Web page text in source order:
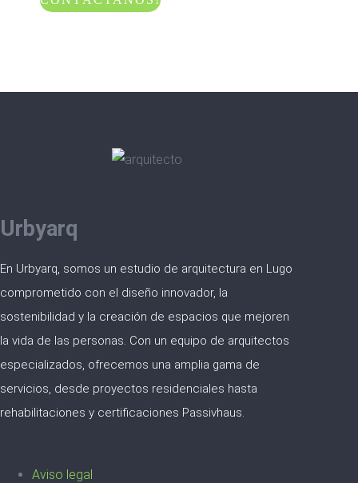
Urbyarq
En Urbyarq, somos un estudio de arquitectura en Lugo
comprometido con el diseño innovador, la
sostenibilidad y la creación de espacios que mejoren
la vida de las personas. Con un equipo de arquitectos
especializados, ofrecemos una amplia gama de
servicios, desde proyectos residenciales hasta
rehabilitaciones y certificaciones Passivhaus.
Aviso legal